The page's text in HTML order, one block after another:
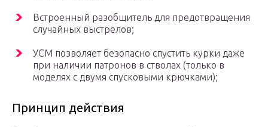
Встроенный разобщитель для предотвращения
случайных выстрелов;
УСМ позволяет безопасно спустить курки даже
при наличии патронов в стволах (только в
моделях с двумя спусковыми крючками);
Принцип действия